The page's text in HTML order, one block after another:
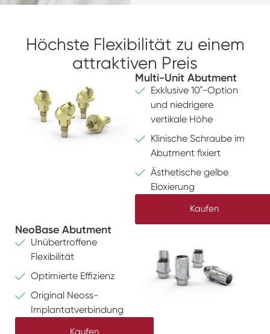
Höchste Flexibilität zu einem
attraktiven Preis
Multi-Unit Abutment
Exklusive 10˚-Option
und niedrigere
vertikale Höhe
Klinische Schraube im
Abutment fixiert
Ästhetische gelbe
Eloxierung
Kaufen
NeoBase Abutment
Unübertroffene
Flexibilität
Optimierte Effizienz
Original Neoss-
Implantatverbindung
Kaufen